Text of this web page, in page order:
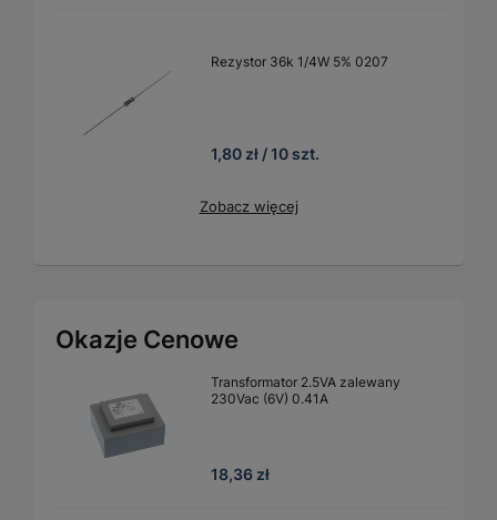
Rezystor 36k 1/4W 5% 0207
1,80 zł / 10 szt.
Zobacz więcej
Okazje Cenowe
Transformator 2.5VA zalewany
230Vac (6V) 0.41A
18,36 zł